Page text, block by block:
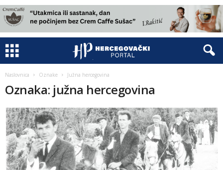
Naslovnica Oznake Južna hercegovina
Oznaka: južna hercegovina